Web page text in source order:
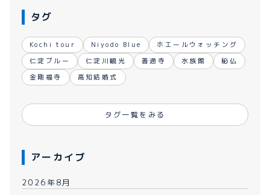
タグ
Kochi tour Niyodo Blue
ホエールウォッチング
仁淀ブルー
仁淀川観光 善通寺 水族館
秘仏
金剛福寺
高知結婚式
タグ一覧をみる
アーカイブ
2026年8月